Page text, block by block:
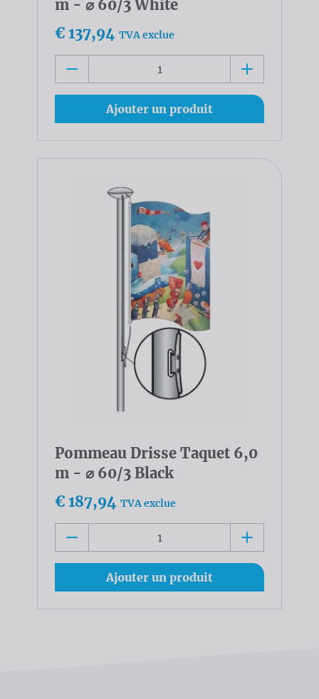
m - ⌀ 60/3 White
€ 137,94 TVA exclue
Ajouter un produit
Pommeau Drisse Taquet 6,0
m - ⌀ 60/3 Black
€ 187,94 TVA exclue
Ajouter un produit